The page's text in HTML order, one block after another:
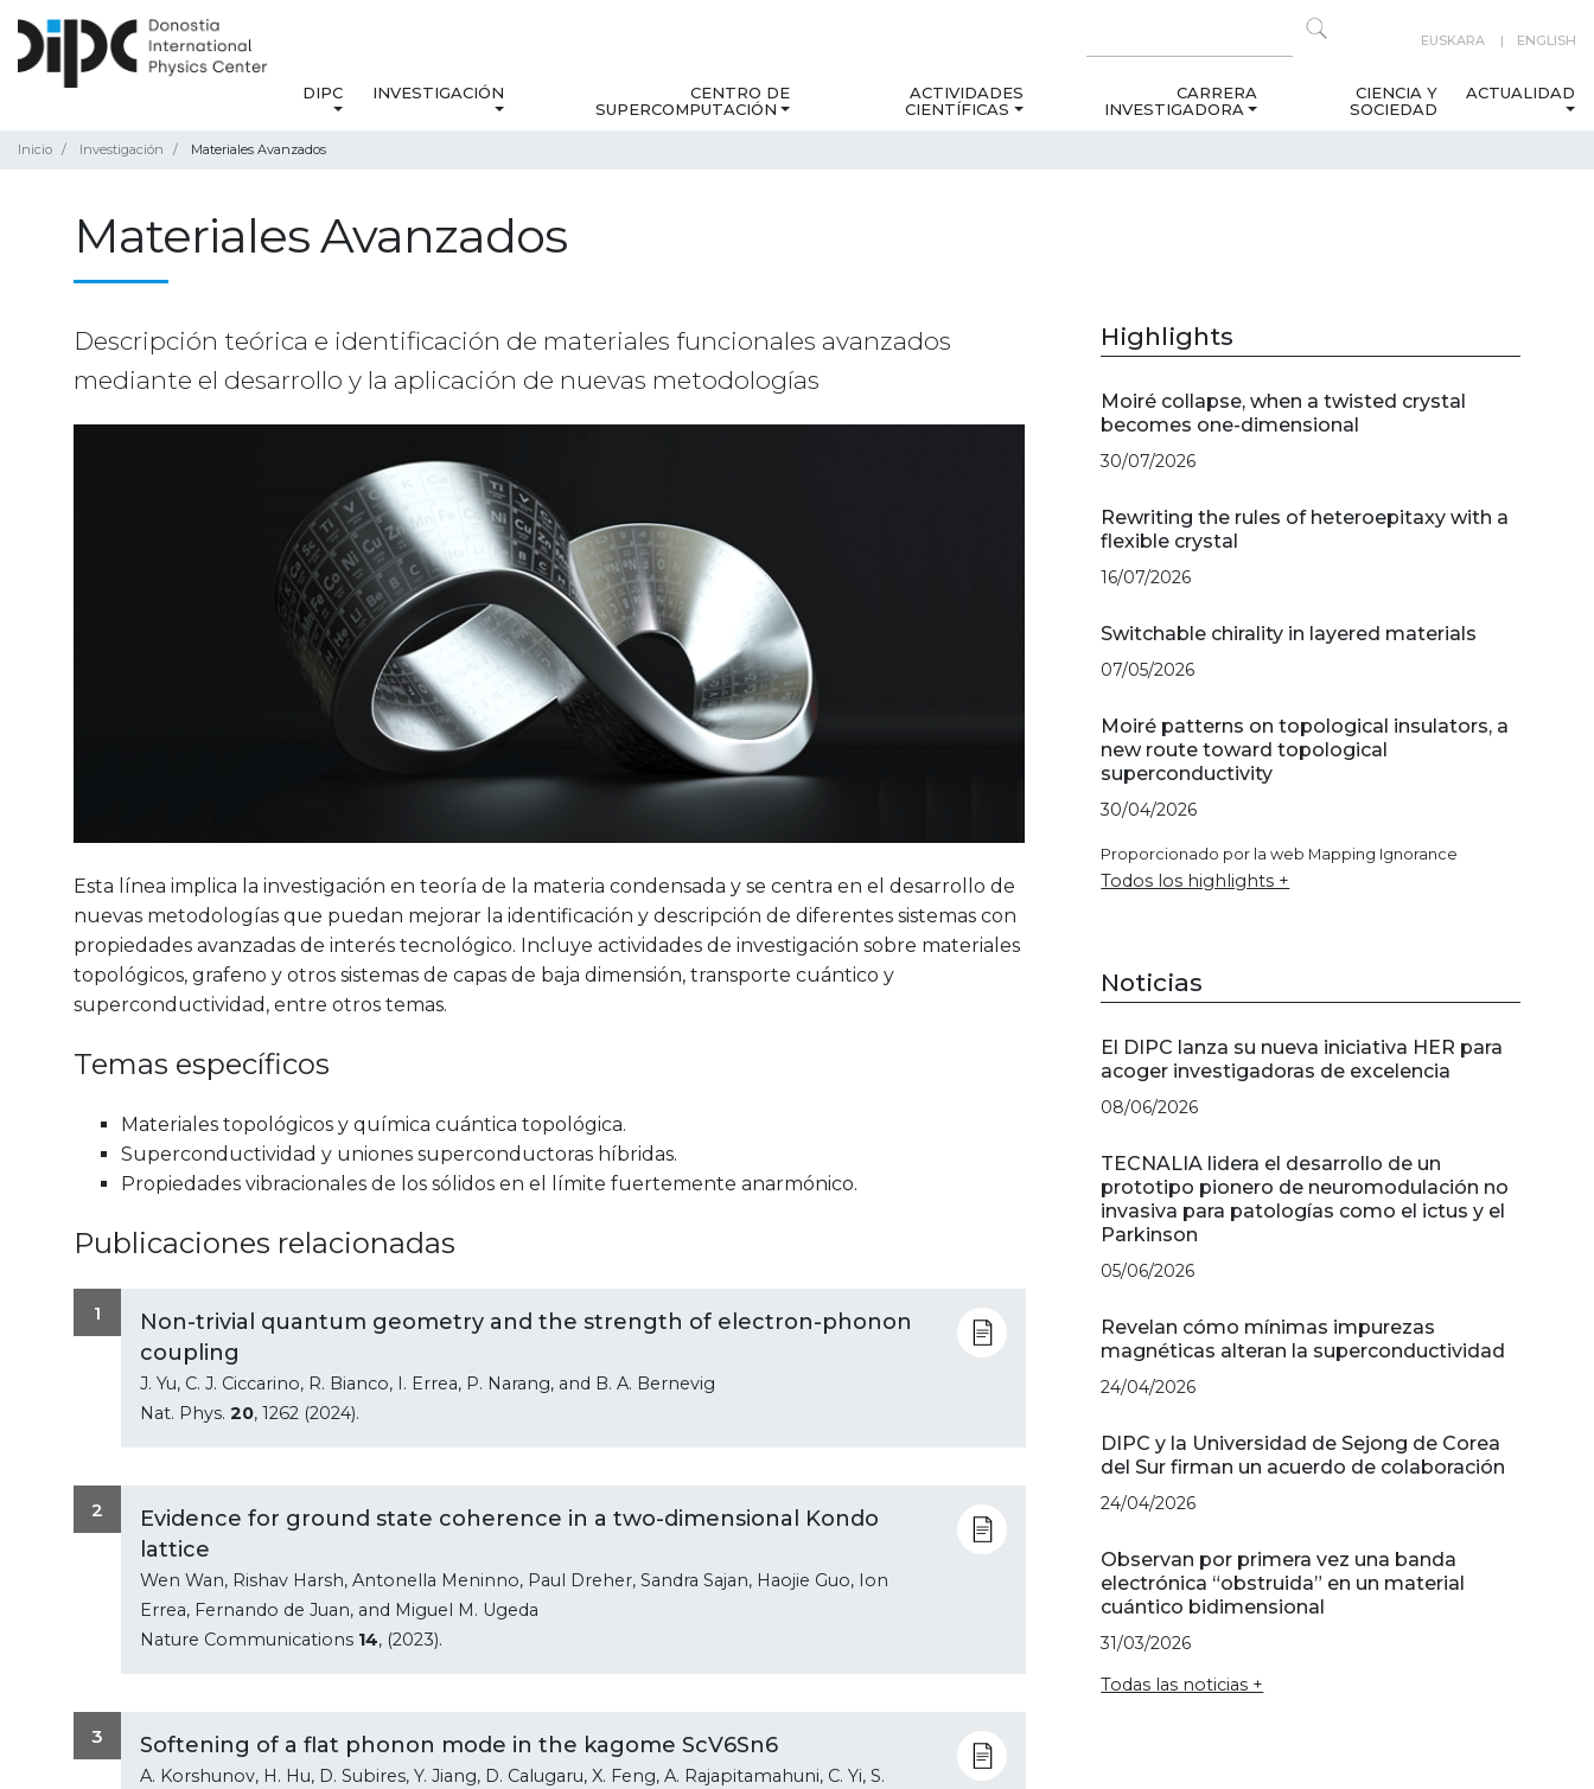
EUSKARA ENGLISH
DIPC INVESTIGACIÓN
CENTRO DE
SUPERCOMPUTACIÓN
ACTIVIDADES
CIENTÍFICAS
CARRERA
INVESTIGADORA
CIENCIA Y
SOCIEDAD
ACTUALIDAD
Inicio Investigación Materiales Avanzados
Materiales Avanzados
Descripción teórica e identificación de materiales funcionales avanzados
mediante el desarrollo y la aplicación de nuevas metodologías
Esta línea implica la investigación en teoría de la materia condensada y se centra en el desarrollo de
nuevas metodologías que puedan mejorar la identificación y descripción de diferentes sistemas con
propiedades avanzadas de interés tecnológico. Incluye actividades de investigación sobre materiales
topológicos, grafeno y otros sistemas de capas de baja dimensión, transporte cuántico y
superconductividad, entre otros temas.
Temas específicos
Materiales topológicos y química cuántica topológica.
Superconductividad y uniones superconductoras híbridas.
Propiedades vibracionales de los sólidos en el límite fuertemente anarmónico.
Publicaciones relacionadas
1
Non-trivial quantum geometry and the strength of electron-phonon
coupling
J. Yu, C. J. Ciccarino, R. Bianco, I. Errea, P. Narang, and B. A. Bernevig
Nat. Phys. 20, 1262 (2024).
2
Evidence for ground state coherence in a two-dimensional Kondo
lattice
Wen Wan, Rishav Harsh, Antonella Meninno, Paul Dreher, Sandra Sajan, Haojie Guo, Ion
Errea, Fernando de Juan, and Miguel M. Ugeda
Nature Communications 14, (2023).
3 Softening of a flat phonon mode in the kagome ScV6Sn6
A. Korshunov, H. Hu, D. Subires, Y. Jiang, D. Calugaru, X. Feng, A. Rajapitamahuni, C. Yi, S.
Highlights
Moiré collapse, when a twisted crystal
becomes one-dimensional
30/07/2026
Rewriting the rules of heteroepitaxy with a
flexible crystal
16/07/2026
Switchable chirality in layered materials
07/05/2026
Moiré patterns on topological insulators, a
new route toward topological
superconductivity
30/04/2026
Proporcionado por la web Mapping Ignorance
Todos los highlights +
Noticias
El DIPC lanza su nueva iniciativa HER para
acoger investigadoras de excelencia
08/06/2026
TECNALIA lidera el desarrollo de un
prototipo pionero de neuromodulación no
invasiva para patologías como el ictus y el
Parkinson
05/06/2026
Revelan cómo mínimas impurezas
magnéticas alteran la superconductividad
24/04/2026
DIPC y la Universidad de Sejong de Corea
del Sur firman un acuerdo de colaboración
24/04/2026
Observan por primera vez una banda
electrónica “obstruida” en un material
cuántico bidimensional
31/03/2026
Todas las noticias +